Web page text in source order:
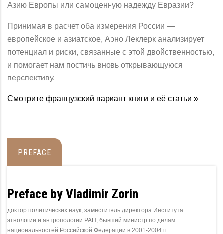
Азию Европы или самоценную надежду Евразии?
Принимая в расчет оба измерения России —
европейское и азиатское, Арно Леклерк анализирует
потенциал и риски, связанные с этой двойственностью,
и помогает нам постичь вновь открывающуюся
перспективу.
Смотрите французский вариант книги и её статьи »
PREFACE
Preface by Vladimir Zorin
доктор политических наук, заместитель директора Института
этнологии и антропологии РАН, бывший министр по делам
национальностей Российской Федерации в 2001-2004 гг.